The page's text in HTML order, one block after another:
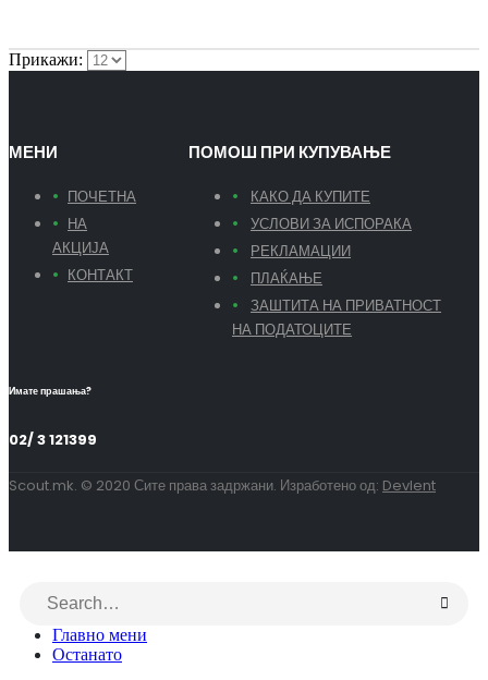
Прикажи:
МЕНИ
ПОЧЕТНА
НА
АКЦИЈА
КОНТАКТ
ПОМОШ ПРИ КУПУВАЊЕ
КАКО ДА КУПИТЕ
УСЛОВИ ЗА ИСПОРАКА
РЕКЛАМАЦИИ
ПЛАЌАЊЕ
ЗАШТИТА НА ПРИВАТНОСТ
НА ПОДАТОЦИТЕ
Имате прашања?
02/ 3 121399
Scout.mk. © 2020 Сите права задржани. Изработено од: Devlent
Главно мени
Останато